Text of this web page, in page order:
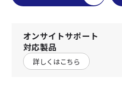
オンサイトサポート
対応製品
詳しくはこちら